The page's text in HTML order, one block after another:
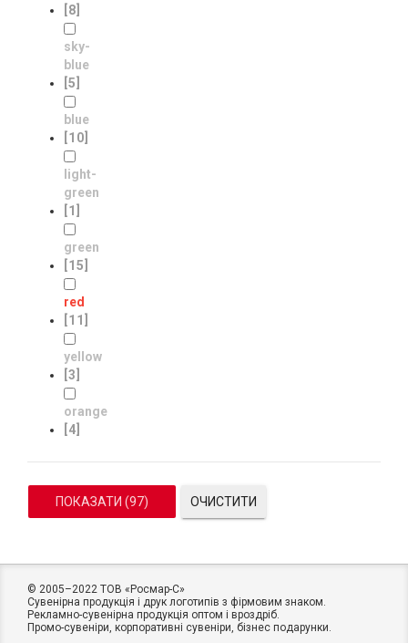
[8]
sky-
blue
[5]
blue
[10]
light-
green
[1]
green
[15]
red
[11]
yellow
[3]
orange
[4]
ОЧИСТИТИ
© 2005–2022 ТОВ «Росмар-C»
Сувенірна продукція і друк логотипів з фірмовим знаком.
Рекламно-сувенірна продукція оптом і вроздріб.
Промо-сувеніри, корпоративні сувеніри, бізнес подарунки.